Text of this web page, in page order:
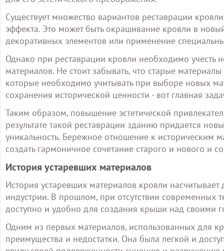
Существует множество вариантов реставрации
эффекта. Это может быть окрашивание кровли в
декоративных элементов или применение
Однако при реставрации кровли необходимо учесть
материалов. Не стоит забывать, что старые
которые необходимо учитывать при выборе новых
сохранения исторической ценности - вот главная
Таким образом, повышение эстетической
результате такой реставрации зданию придается
уникальность. Бережное отношение к историческим
создать гармоничное сочетание старого и нового и
История устаревших материалов
История устаревших материалов кровли насчитывает
индустрии. В прошлом, при отсутствии современных
доступно и удобно для создания крыши над своими
Одним из первых материалов, использованных для
преимущества и недостатки. Она была легкой и